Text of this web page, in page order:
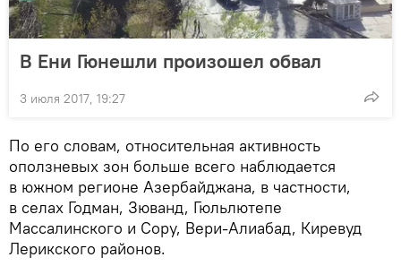
В Ени Гюнешли произошел обвал
3 июля 2017, 19:27
По его словам, относительная активность
оползневых зон больше всего наблюдается
в южном регионе Азербайджана, в частности,
в селах Годман, Зюванд, Гюльлютепе
Массалинского и Сору, Вери-Алиабад, Киревуд
Лерикского районов.